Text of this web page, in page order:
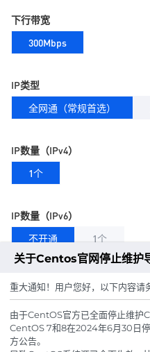
下行带宽
300Mbps
IP类型
全网通（常规首选）
IP数量（IPv4）
1个
IP数量（IPv6）
不开通
1个
远程端口
随机端口（防止恶意攻击）
关于Centos官网停止维护
重大通知！用户您好，以下内容请
由于CentOS官方已全面停止维
CentOS 7和8在2024年6月30日
方公告。